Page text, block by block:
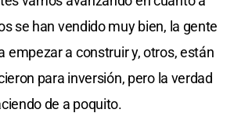
se han vendido muy bien, la gente
empezar a construir y, otros, están
para inversión, pero la verdad
de a poquito.